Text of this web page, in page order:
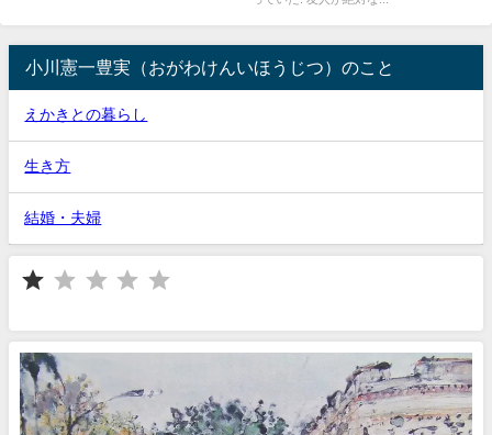
小川憲一豊実（おがわけんいほうじつ）のこと
えかきとの暮らし
生き方
結婚・夫婦